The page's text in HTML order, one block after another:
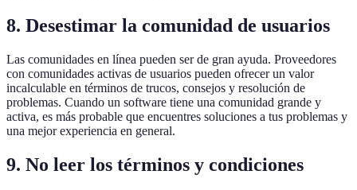
8. Desestimar la comunidad de usuarios
Las comunidades en línea pueden ser de gran ayuda. Proveedores
con comunidades activas de usuarios pueden ofrecer un valor
incalculable en términos de trucos, consejos y resolución de
problemas. Cuando un software tiene una comunidad grande y
activa, es más probable que encuentres soluciones a tus problemas y
una mejor experiencia en general.
9. No leer los términos y condiciones